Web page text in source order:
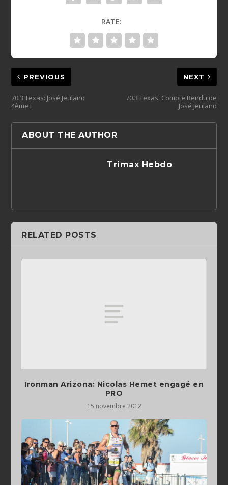
RATE:
PREVIOUS
70.3 Texas: José Jeuland
4ème !
NEXT
70.3 Texas: Compte Rendu de
José Jeuland
ABOUT THE AUTHOR
Trimax Hebdo
RELATED POSTS
Ironman Arizona: Nicolas Hemet engagé en
PRO
15 novembre 2012